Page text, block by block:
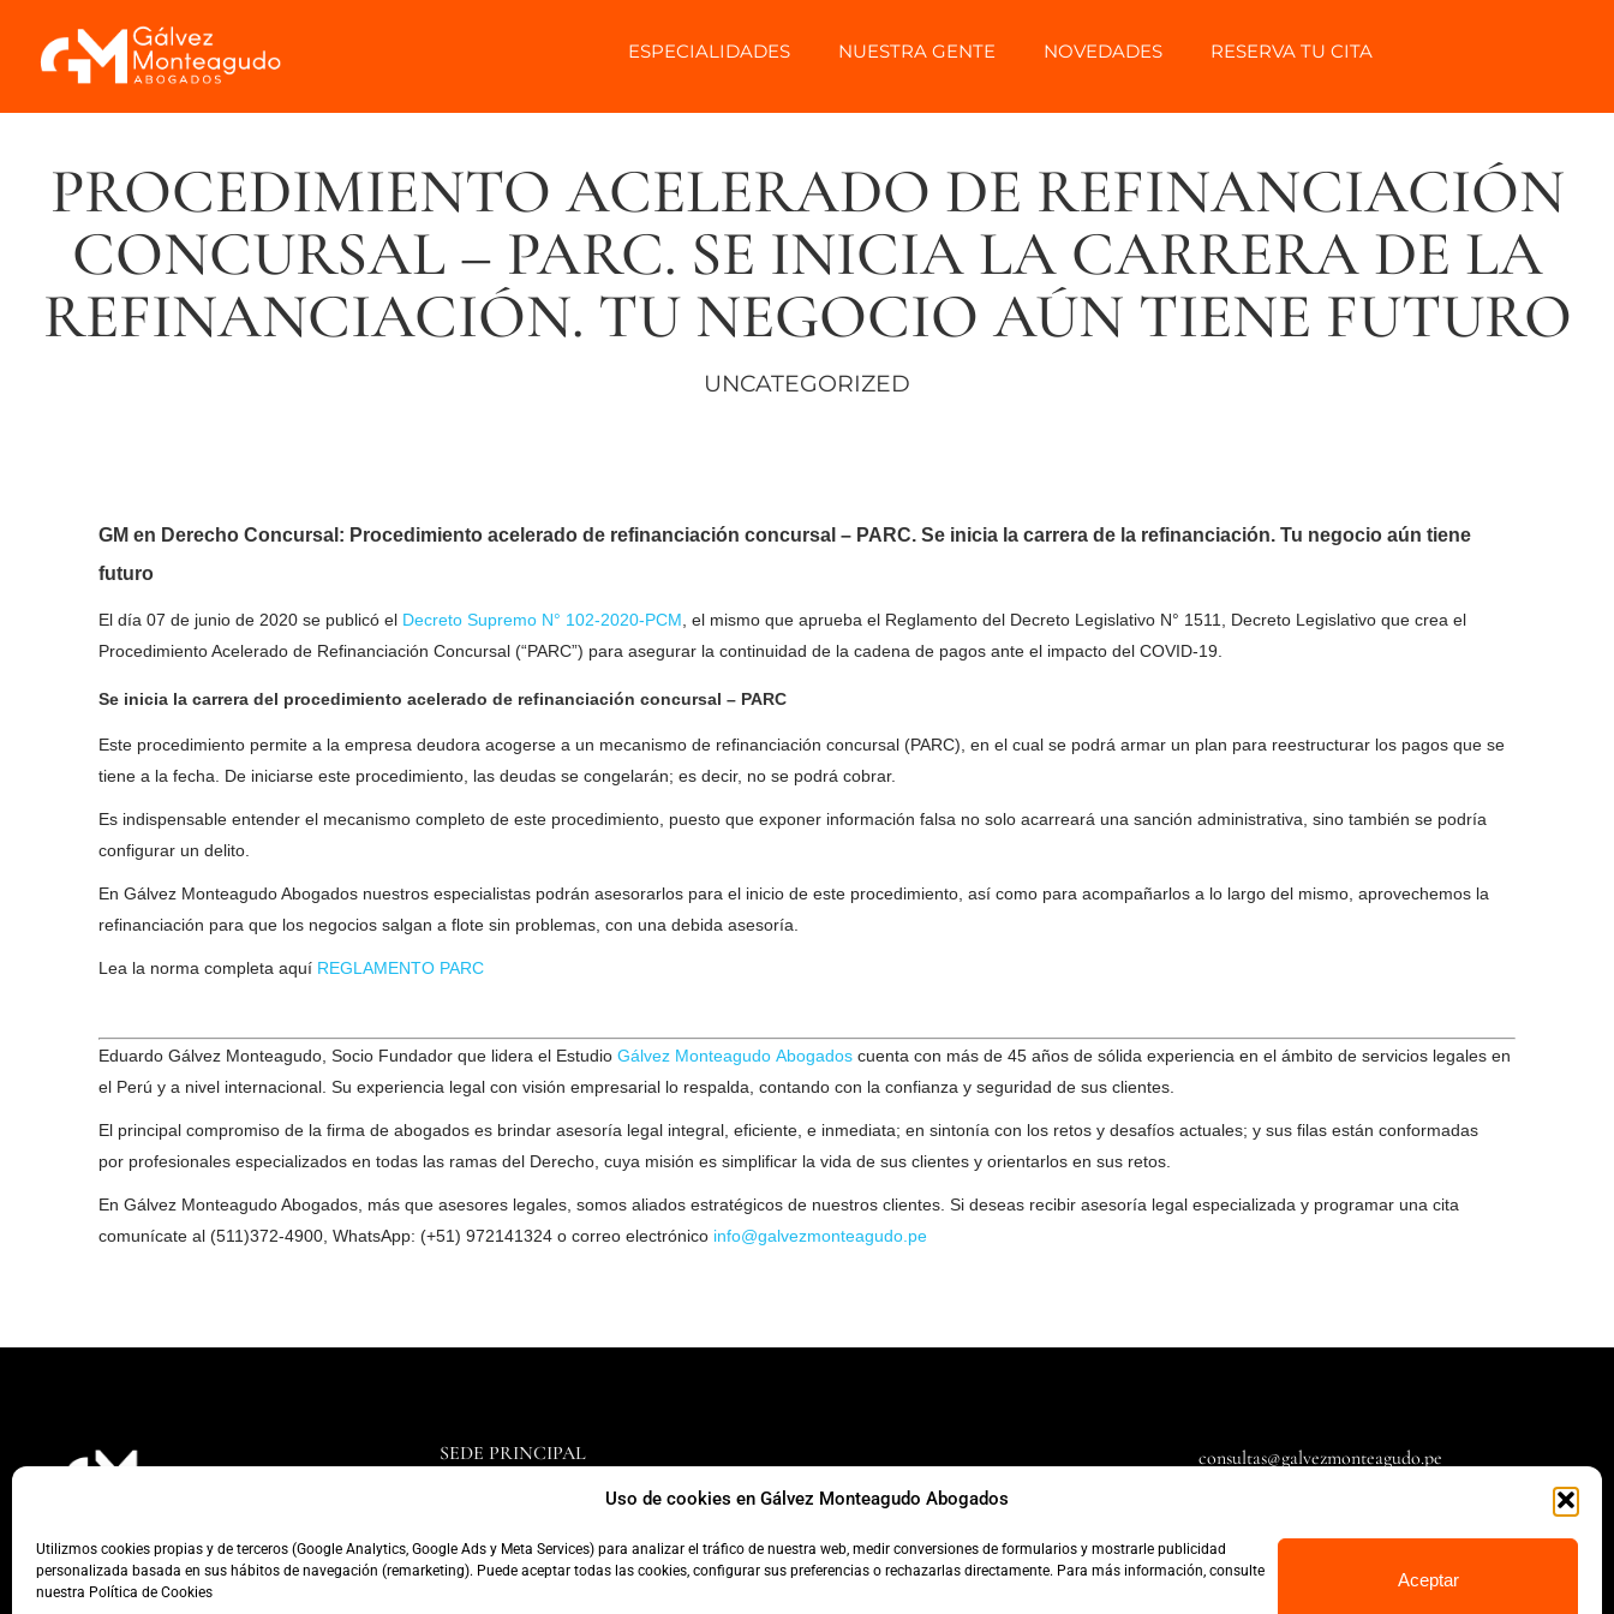
Uso de cookies en Gálvez Monteagudo Abogados
Utilizmos cookies propias y de terceros (Google Analytics, Google Ads y Meta Services) para analizar el tráfico de nuestra web, medir conversiones de formularios y mostrarle publicidad
personalizada basada en sus hábitos de navegación (remarketing). Puede aceptar todas las cookies, configurar sus preferencias o rechazarlas directamente. Para más información, consulte
nuestra Política de Cookies
Aceptar
ESPECIALIDADES NUESTRA GENTE NOVEDADES RESERVA TU CITA
PROCEDIMIENTO ACELERADO DE REFINANCIACIÓN
CONCURSAL – PARC. SE INICIA LA CARRERA DE LA
REFINANCIACIÓN. TU NEGOCIO AÚN TIENE FUTURO
UNCATEGORIZED
GM en Derecho Concursal: Procedimiento acelerado de refinanciación concursal – PARC. Se inicia la carrera de la refinanciación. Tu negocio aún tiene
futuro
El día 07 de junio de 2020 se publicó el Decreto Supremo N° 102-2020-PCM, el mismo que aprueba el Reglamento del Decreto Legislativo N° 1511, Decreto Legislativo que crea el
Procedimiento Acelerado de Refinanciación Concursal (“PARC”) para asegurar la continuidad de la cadena de pagos ante el impacto del COVID-19.
Se inicia la carrera del procedimiento acelerado de refinanciación concursal – PARC
Este procedimiento permite a la empresa deudora acogerse a un mecanismo de refinanciación concursal (PARC), en el cual se podrá armar un plan para reestructurar los pagos que se
tiene a la fecha. De iniciarse este procedimiento, las deudas se congelarán; es decir, no se podrá cobrar.
Es indispensable entender el mecanismo completo de este procedimiento, puesto que exponer información falsa no solo acarreará una sanción administrativa, sino también se podría
configurar un delito.
En Gálvez Monteagudo Abogados nuestros especialistas podrán asesorarlos para el inicio de este procedimiento, así como para acompañarlos a lo largo del mismo, aprovechemos la
refinanciación para que los negocios salgan a flote sin problemas, con una debida asesoría.
Lea la norma completa aquí REGLAMENTO PARC
Eduardo Gálvez Monteagudo, Socio Fundador que lidera el Estudio Gálvez Monteagudo Abogados cuenta con más de 45 años de sólida experiencia en el ámbito de servicios legales en
el Perú y a nivel internacional. Su experiencia legal con visión empresarial lo respalda, contando con la confianza y seguridad de sus clientes.
El principal compromiso de la firma de abogados es brindar asesoría legal integral, eficiente, e inmediata; en sintonía con los retos y desafíos actuales; y sus filas están conformadas
por profesionales especializados en todas las ramas del Derecho, cuya misión es simplificar la vida de sus clientes y orientarlos en sus retos.
En Gálvez Monteagudo Abogados, más que asesores legales, somos aliados estratégicos de nuestros clientes. Si deseas recibir asesoría legal especializada y programar una cita
comunícate al (511)372-4900, WhatsApp: (+51) 972141324 o correo electrónico info@galvezmonteagudo.pe
SEDE PRINCIPAL
Chacarilla, Santiago de Surco, Lima - Perú
(511) 372 4900
consultas@galvezmonteagudo.pe